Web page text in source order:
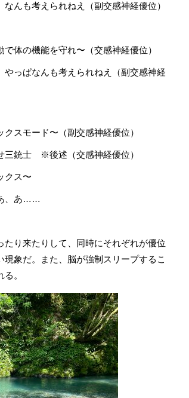
んも考えられねえ（副交感神経優位）
体の機能を守れ〜（交感神経優位）
っぱなんも考えられねえ（副交感神経
スモード〜（副交感神経優位）
三銃士 ※後述（交感神経優位）
クス〜
、あ……
り来たりして、同時にそれぞれが優位
象だ。また、脳が強制スリープするこ
。
も山旅気分 山の天気と気象